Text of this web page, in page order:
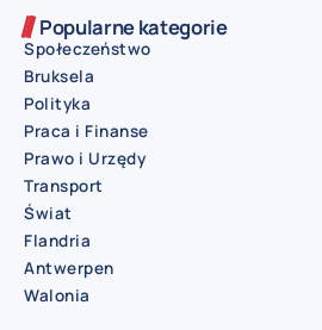
Popularne kategorie
Społeczeństwo
Bruksela
Polityka
Praca i Finanse
Prawo i Urzędy
Transport
Świat
Flandria
Antwerpen
Walonia